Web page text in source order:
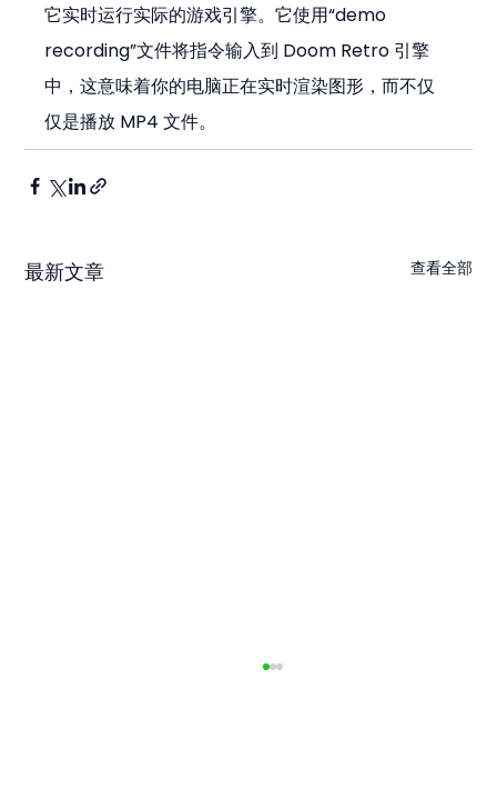
它实时运行实际的游戏引擎。它使用“demo
recording”文件将指令输入到 Doom Retro 引擎
中，这意味着你的电脑正在实时渲染图形，而不仅
仅是播放 MP4 文件。
最新文章 查看全部